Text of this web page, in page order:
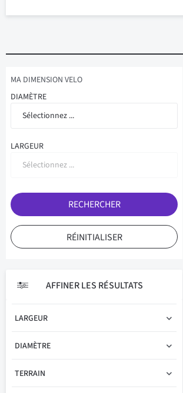
MA DIMENSION VELO
DIAMÈTRE
Sélectionnez ...
LARGEUR
Sélectionnez ...
RÉINITIALISER
RECHERCHER
AFFINER LES RÉSULTATS
LARGEUR
DIAMÈTRE
TERRAIN